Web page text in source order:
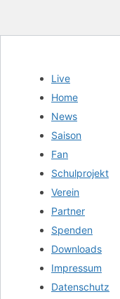
Live
Home
News
Saison
Fan
Schulprojekt
Verein
Partner
Spenden
Downloads
Impressum
Datenschutz